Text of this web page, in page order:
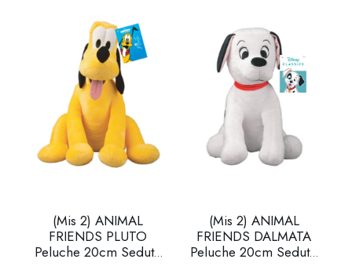
(Mis 2) ANIMAL
FRIENDS PLUTO
Peluche 20cm Seduto
(Mis 2) ANIMAL
FRIENDS DALMATA
Peluche 20cm Seduto